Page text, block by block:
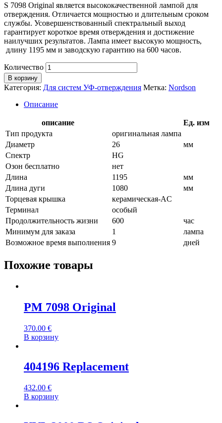
S 7098 Original является высококачественной лампой для
отверждения. Отличается мощностью и длительным сроком
службы. Усовершенствованный спектральный выход
гарантирует короткое время отверждения и достижение
наилучших результатов. Лампа имеет высокую мощность,
длину 1195 мм и заводскую гарантию на 600 часов.
Количество
В корзину
Категория: Для систем УФ-отверждения Метка: Nordson
Описание
описание
Ед. изм
Тип продукта
оригинальная лампа
Диаметр
26
мм
Спектр
HG
Озон бесплатно
нет
Длина
1195
мм
Длина дуги
1080
мм
Торцевая крышка
керамическая-AC
Терминал
особый
Продолжительность жизни
600
час
Минимум для заказа
1
лампа
Возможное время выполнения 9 дней
Похожие товары
PM 7098 Original
370.00 €
В корзину
404196 Replacement
432.00 €
В корзину